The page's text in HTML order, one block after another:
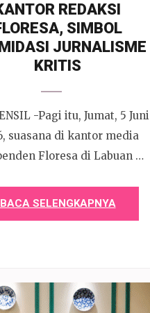
REDAKSI
SIMBOL
JURNALISME
KRITIS
-Pagi itu, Jumat, 5 Juni
suasana di kantor media
Floresa di Labuan …
BACA SELENGKAPNYA